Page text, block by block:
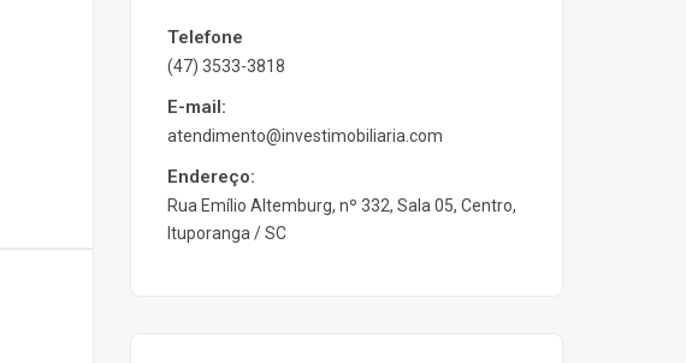
Telefone
(47) 3533-3818
E-mail:
atendimento@investimobiliaria.com
Endereço:
Rua Emílio Altemburg, nº 332, Sala 05, Centro,
Ituporanga / SC